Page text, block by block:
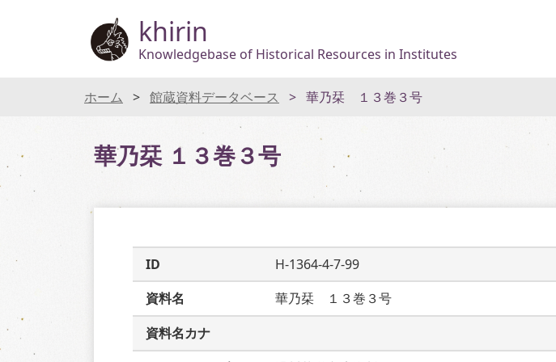
khirin
Knowledgebase of Historical Resources in Institutes
ホーム 館蔵資料データベース 華乃栞 １３巻３号
華乃栞 １３巻３号
ID
H-1364-4-7-99
資料名
華乃栞　１３巻３号
資料名カナ